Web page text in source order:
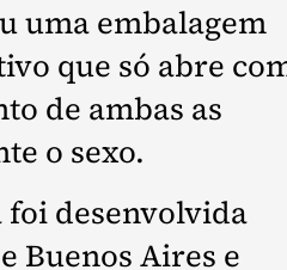
uma embalagem
que só abre
de ambas as
o sexo.
foi desenvolvida
Buenos Aires e